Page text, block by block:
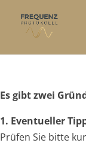
Es gibt zwei
1. Eventueller
Prüfen Sie bitte